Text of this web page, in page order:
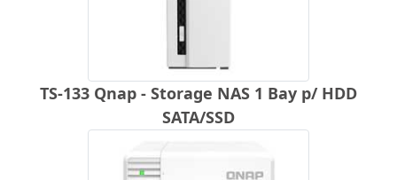
TS-133 Qnap - Storage NAS 1 Bay p/ HDD
SATA/SSD